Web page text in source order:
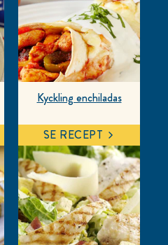
Kyckling enchiladas
SE RECEPT